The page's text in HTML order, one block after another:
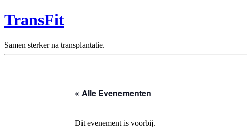
TransFit
Samen sterker na transplantatie.
« Alle Evenementen
Dit evenement is voorbij.